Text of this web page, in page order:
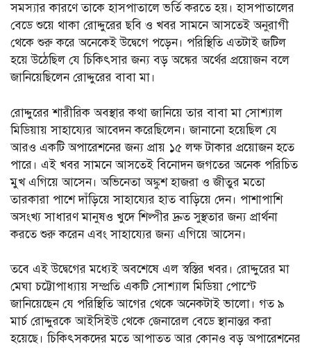
সমস্যার কারণে তাকে হাসপাতালে ভর্তি করতে হয়। হাসপাতালের
বেডে শুয়ে থাকা রোদ্দুরের ছবি ও খবর সামনে আসতেই অনুরাগী
থেকে শুরু করে অনেকেই উদ্বেগে পড়েন। পরিস্থিতি এতটাই জটিল
হয়ে উঠেছিল যে চিকিৎসার জন্য বড় অঙ্কের অর্থের প্রয়োজন বলে
জানিয়েছিলেন রোদ্দুরের বাবা মা।
রোদ্দুরের শারীরিক অবস্থার কথা জানিয়ে তার বাবা মা সোশ্যাল
মিডিয়ায় সাহায্যের আবেদন করেছিলেন। জানানো হয়েছিল যে
আরও একটি অপারেশনের জন্য প্রায় ১৫ লক্ষ টাকার প্রয়োজন হতে
পারে। এই খবর সামনে আসতেই বিনোদন জগতের অনেক পরিচিত
মুখ এগিয়ে আসেন। অভিনেতা অঙ্কুশ হাজরা ও জীতুর মতো
তারকারা পাশে দাঁড়িয়ে সাহায্যের হাত বাড়িয়ে দেন। পাশাপাশি
অসংখ্য সাধারণ মানুষও খুদে শিল্পীর দ্রুত সুস্থতার জন্য প্রার্থনা
করতে শুরু করেন এবং সাহায্যের জন্য এগিয়ে আসেন।
তবে এই উদ্বেগের মধ্যেই অবশেষে এল স্বস্তির খবর। রোদ্দুরের মা
মেঘা চট্টোপাধ্যায় সম্প্রতি একটি সোশ্যাল মিডিয়া পোস্টে
জানিয়েছেন যে পরিস্থিতি আগের থেকে অনেকটাই ভালো। গত ৯
মার্চ রোদ্দুরকে আইসিইউ থেকে জেনারেল বেডে স্থানান্তর করা
হয়েছে। চিকিৎসকদের মতে আপাতত আর কোনও বড় অপারেশনের